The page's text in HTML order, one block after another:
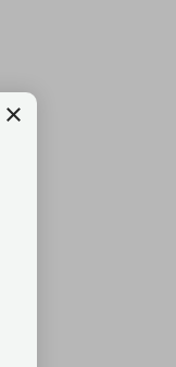
×